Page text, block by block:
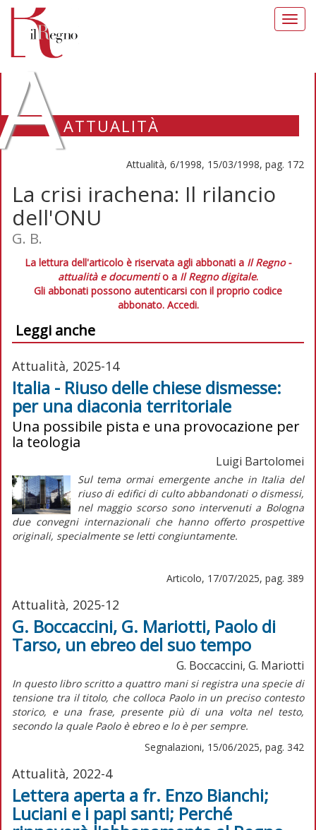
ATTUALITÀ
Attualità, 6/1998, 15/03/1998, pag. 172
La crisi irachena: Il rilancio
dell'ONU
G. B.
La lettura dell'articolo è riservata agli abbonati a Il Regno -
attualità e documentio a Il Regno digitale.
Gli abbonati possono autenticarsi con il proprio codice
abbonato. Accedi.
Leggi anche
Attualità, 2025-14
Italia - Riuso delle chiese dismesse:
per una diaconia territoriale
Una possibile pista e una provocazione per
la teologia
Luigi Bartolomei
Sul tema ormai emergente anche in Italia del
riuso di edifici di culto abbandonati o dismessi,
nel maggio scorso sono intervenuti a Bologna
due convegni internazionali che hanno offerto prospettive
originali, specialmente se letti congiuntamente.
Articolo, 17/07/2025, pag. 389
Attualità, 2025-12
G. Boccaccini, G. Mariotti, Paolo di
Tarso, un ebreo del suo tempo
G. Boccaccini, G. Mariotti
In questo libro scritto a quattro mani si registra una specie di
tensione tra il titolo, che colloca Paolo in un preciso contesto
storico, e una frase, presente più di una volta nel testo,
secondo la quale Paolo è ebreo e lo è per sempre.
Segnalazioni, 15/06/2025, pag. 342
Attualità, 2022-4
Lettera aperta a fr. Enzo Bianchi;
Luciani e i papi santi; Perché